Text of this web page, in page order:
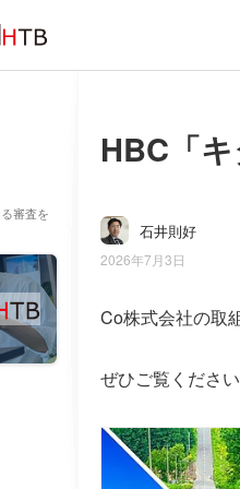
審査を
HBC「
石井則好
2026年7月3日
Co株式会社の取
ぜひご覧くださ